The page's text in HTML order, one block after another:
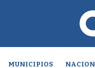
MUNICIPIOS NACION